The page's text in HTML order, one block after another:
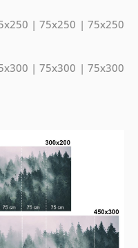
| 75x250 | 75x250
| 75x300 | 75x300